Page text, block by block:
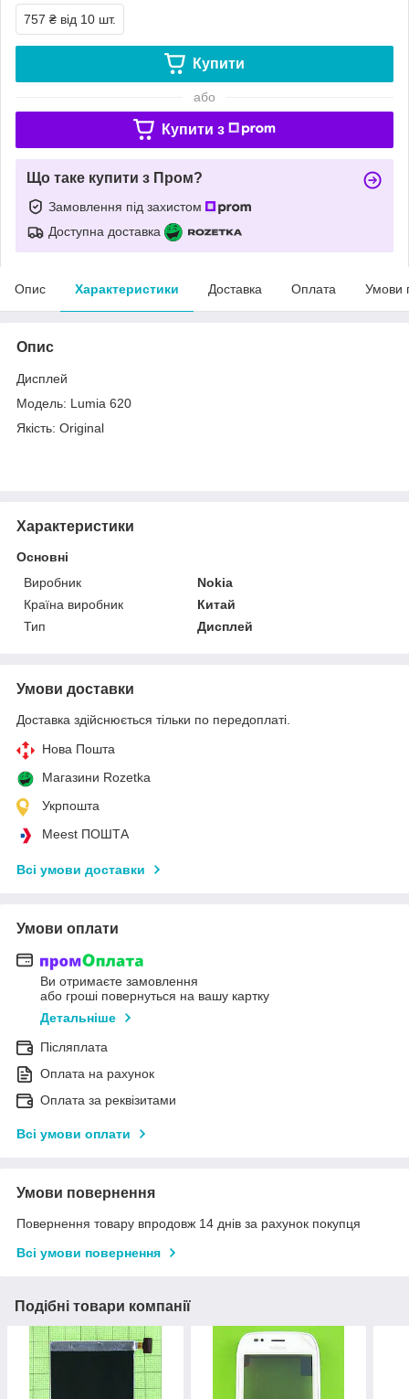
757 ₴ від 10 шт.
Купити
або
Купити з
Що таке купити з Пром?
Замовлення під захистом
Доступна доставка
Опис Характеристики Доставка Оплата Умови
Опис
Дисплей
Модель: Lumia 620
Якість: Original
Характеристики
Основні
Виробник
Nokia
Країна виробник
Китай
Тип
Дисплей
Умови доставки
Доставка здійснюється тільки по передоплаті.
Нова Пошта
Магазини Rozetka
Укрпошта
Meest ПОШТА
Всі умови доставки
Умови оплати
Ви отримаєте замовлення
або гроші повернуться на вашу картку
Детальніше
Післяплата
Оплата на рахунок
Оплата за реквізитами
Всі умови оплати
Умови повернення
Повернення товару впродовж 14 днів за рахунок покупця
Всі умови повернення
Подібні товари компанії